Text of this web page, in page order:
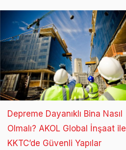
Depreme Dayanıklı Bina Nasıl
Olmalı? AKOL Global İnşaat ile
KKTC’de Güvenli Yapılar